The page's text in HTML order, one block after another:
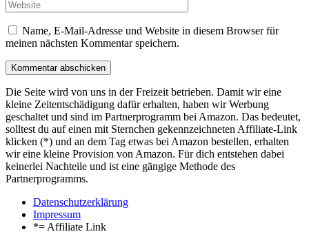
Name, E-Mail-Adresse und Website in diesem Browser für
meinen nächsten Kommentar speichern.
Die Seite wird von uns in der Freizeit betrieben. Damit wir eine
kleine Zeitentschädigung dafür erhalten, haben wir Werbung
geschaltet und sind im Partnerprogramm bei Amazon. Das bedeutet,
solltest du auf einen mit Sternchen gekennzeichneten Affiliate-Link
klicken (*) und an dem Tag etwas bei Amazon bestellen, erhalten
wir eine kleine Provision von Amazon. Für dich entstehen dabei
keinerlei Nachteile und ist eine gängige Methode des
Partnerprogramms.
Datenschutzerklärung
Impressum
*= Affiliate Link